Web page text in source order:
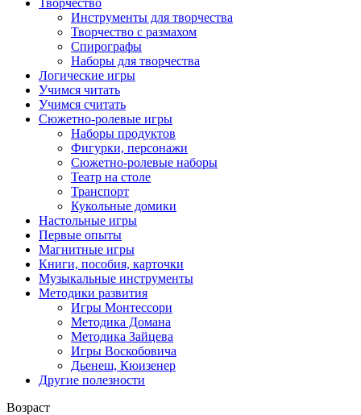
Творчество
Инструменты для творчества
Творчество с размахом
Спирографы
Наборы для творчества
Логические игры
Учимся читать
Учимся считать
Сюжетно-ролевые игры
Наборы продуктов
Фигурки, персонажи
Сюжетно-ролевые наборы
Театр на столе
Транспорт
Кукольные домики
Настольные игры
Первые опыты
Магнитные игры
Книги, пособия, карточки
Музыкальные инструменты
Методики развития
Игры Монтессори
Методика Домана
Методика Зайцева
Игры Воскобовича
Дьенеш, Кюизенер
Другие полезности
Возраст